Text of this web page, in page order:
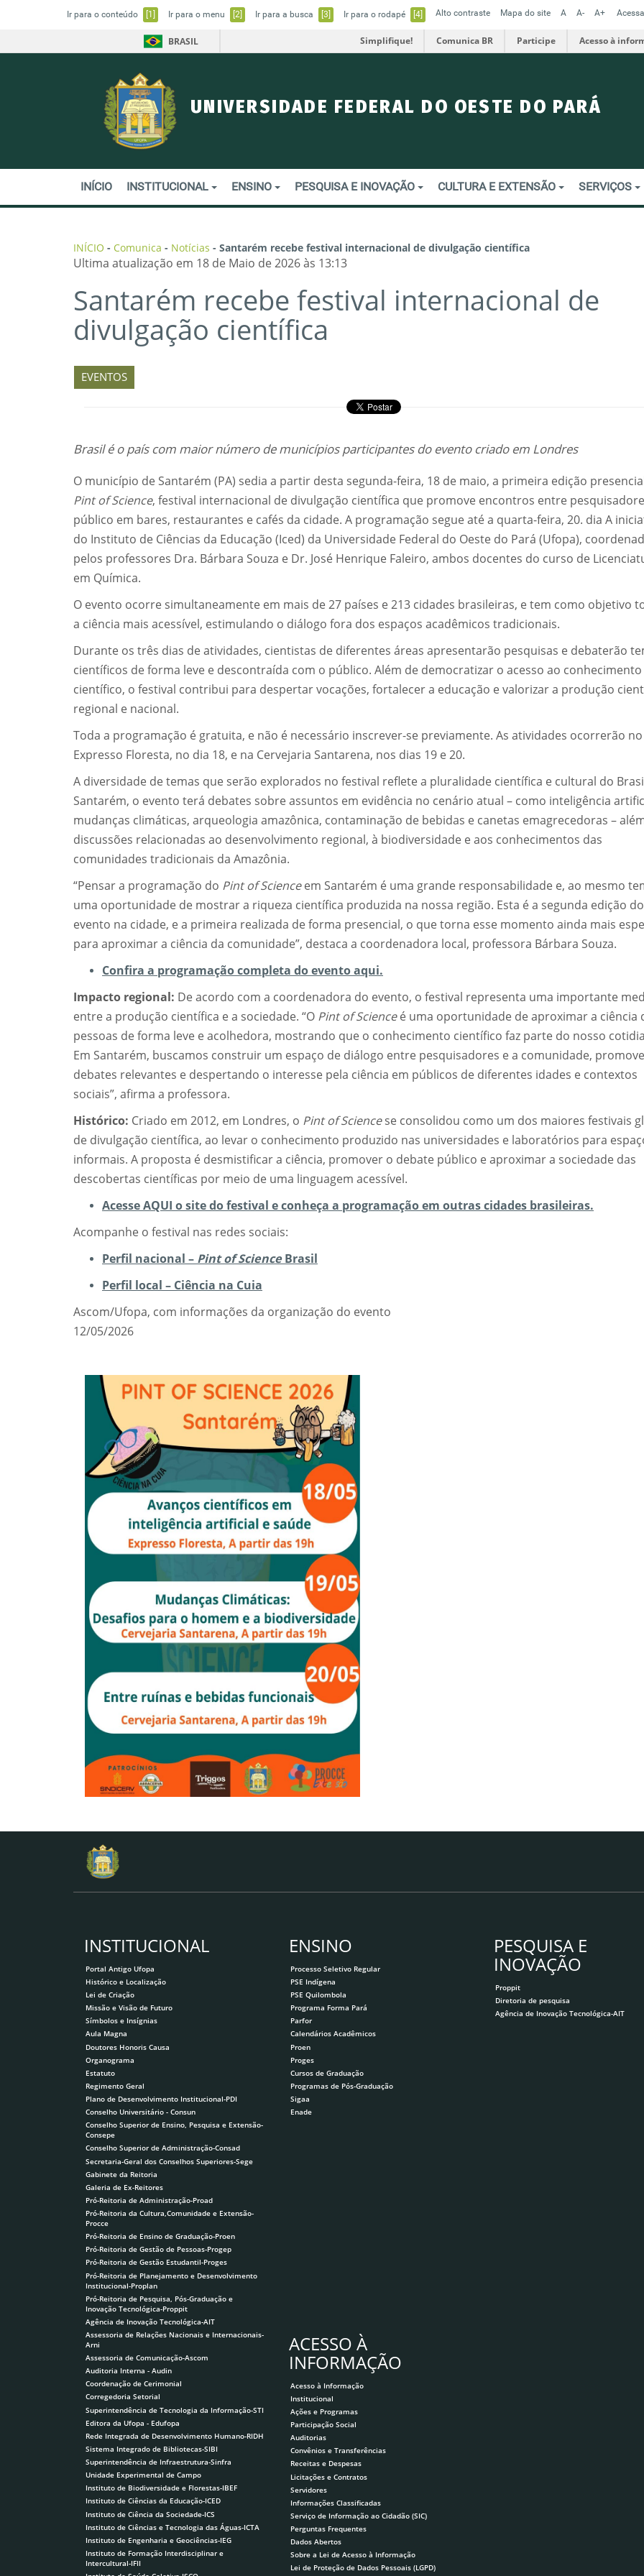
Ir para o conteúdo [1] Ir para o menu [2] Ir para a busca [3] Ir para o rodapé [4] Alto contraste Mapa do site A A- A+
BRASIL Simplifique! Comunica BR Participe Acesso à
UNIVERSIDADE FEDERAL DO OESTE DO PARÁ
INÍCIO INSTITUCIONAL ENSINO PESQUISA E INOVAÇÃO CULTURA E EXTENSÃO SERVIÇOS
INÍCIO - Comunica - Notícias - Santarém recebe festival internacional de divulgação científica
Ultima atualização em 18 de Maio de 2026 às 13:13
Santarém recebe festival internacional de
divulgação científica
EVENTOS
Brasil é o país com maior número de municípios participantes do evento criado em Londres
O município de Santarém (PA) sedia a partir desta segunda-feira, 18 de maio, a primeira edição
Pint of Science, festival internacional de divulgação científica que promove encontros entre
público em bares, restaurantes e cafés da cidade. A programação segue até a quarta-feira, 20. dia A
do Instituto de Ciências da Educação (Iced) da Universidade Federal do Oeste do Pará (Ufopa),
pelos professores Dra. Bárbara Souza e Dr. José Henrique Faleiro, ambos docentes do curso de
em Química.
O evento ocorre simultaneamente em mais de 27 países e 213 cidades brasileiras, e tem como objetivo
a ciência mais acessível, estimulando o diálogo fora dos espaços acadêmicos tradicionais.
Durante os três dias de atividades, cientistas de diferentes áreas apresentarão pesquisas e debaterão
científicos de forma leve e descontraída com o público. Além de democratizar o acesso ao conhecimento
científico, o festival contribui para despertar vocações, fortalecer a educação e valorizar a produção
regional e nacional.
Toda a programação é gratuita, e não é necessário inscrever-se previamente. As atividades ocorrerão no
Expresso Floresta, no dia 18, e na Cervejaria Santarena, nos dias 19 e 20.
A diversidade de temas que serão explorados no festival reflete a pluralidade científica e cultural do
Santarém, o evento terá debates sobre assuntos em evidência no cenário atual – como inteligência
mudanças climáticas, arqueologia amazônica, contaminação de bebidas e canetas emagrecedoras –
discussões relacionadas ao desenvolvimento regional, à biodiversidade e aos conhecimentos das
comunidades tradicionais da Amazônia.
“Pensar a programação do Pint of Scienceem Santarém é uma grande responsabilidade e, ao mesmo
uma oportunidade de mostrar a riqueza científica produzida na nossa região. Esta é a segunda edição do
evento na cidade, e a primeira realizada de forma presencial, o que torna esse momento ainda mais
para aproximar a ciência da comunidade”, destaca a coordenadora local, professora Bárbara Souza.
Confira a programação completa do evento aqui.
Impacto regional: De acordo com a coordenadora do evento, o festival representa uma importante
entre a produção científica e a sociedade. “O Pint of Scienceé uma oportunidade de aproximar a ciência
pessoas de forma leve e acolhedora, mostrando que o conhecimento científico faz parte do nosso
Em Santarém, buscamos construir um espaço de diálogo entre pesquisadores e a comunidade,
debates relevantes e despertando o interesse pela ciência em públicos de diferentes idades e contextos
sociais”, afirma a professora.
Histórico: Criado em 2012, em Londres, o Pint of Sciencese consolidou como um dos maiores festivais
de divulgação científica, ao levar o conhecimento produzido nas universidades e laboratórios para
informais. A proposta é desmistificar a ciência, promover o debate público e aproximar a sociedade das
descobertas científicas por meio de uma linguagem acessível.
Acesse AQUI o site do festival e conheça a programação em outras cidades brasileiras.
Acompanhe o festival nas redes sociais:
Perfil nacional – Pint of ScienceBrasil
Perfil local – Ciência na Cuia
Ascom/Ufopa, com informações da organização do evento
12/05/2026
INSTITUCIONAL
Portal Antigo Ufopa
Histórico e Localização
Lei de Criação
Missão e Visão de Futuro
Símbolos e Insígnias
Aula Magna
Doutores Honoris Causa
Organograma
Estatuto
Regimento Geral
Plano de Desenvolvimento Institucional-PDI
Conselho Universitário - Consun
Conselho Superior de Ensino, Pesquisa e Extensão-
Consepe
Conselho Superior de Administração-Consad
Secretaria-Geral dos Conselhos Superiores-Sege
Gabinete da Reitoria
Galeria de Ex-Reitores
Pró-Reitoria de Administração-Proad
Pró-Reitoria da Cultura,Comunidade e Extensão-
Procce
Pró-Reitoria de Ensino de Graduação-Proen
Pró-Reitoria de Gestão de Pessoas-Progep
Pró-Reitoria de Gestão Estudantil-Proges
Pró-Reitoria de Planejamento e Desenvolvimento
Institucional-Proplan
Pró-Reitoria de Pesquisa, Pós-Graduação e
Inovação Tecnológica-Proppit
Agência de Inovação Tecnológica-AIT
Assessoria de Relações Nacionais e Internacionais-
Arni
Assessoria de Comunicação-Ascom
Auditoria Interna - Audin
Coordenação de Cerimonial
Corregedoria Setorial
Superintendência de Tecnologia da Informação-STI
Editora da Ufopa - Edufopa
Rede Integrada de Desenvolvimento Humano-RIDH
Sistema Integrado de Bibliotecas-SIBI
Superintendência de Infraestrutura-Sinfra
Unidade Experimental de Campo
Instituto de Biodiversidade e Florestas-IBEF
Instituto de Ciências da Educação-ICED
Instituto de Ciência da Sociedade-ICS
Instituto de Ciências e Tecnologia das Águas-ICTA
Instituto de Engenharia e Geociências-IEG
Instituto de Formação Interdisciplinar e
Intercultural-IFII
ENSINO
Processo Seletivo Regular
PSE Indígena
PSE Quilombola
Programa Forma Pará
Parfor
Calendários Acadêmicos
Proen
Proges
Cursos de Graduação
Programas de Pós-Graduação
Sigaa
Enade
PESQUISA E
INOVAÇÃO
Proppit
Diretoria de pesquisa
Agência de Inovação Tecnológica-AIT
ACESSO À
INFORMAÇÃO
Acesso à Informação
Institucional
Ações e Programas
Participação Social
Auditorias
Convênios e Transferências
Receitas e Despesas
Licitações e Contratos
Servidores
Informações Classificadas
Serviço de Informação ao Cidadão (SIC)
Perguntas Frequentes
Dados Abertos
Sobre a Lei de Acesso à Informação
Lei de Proteção de Dados Pessoais (LGPD)